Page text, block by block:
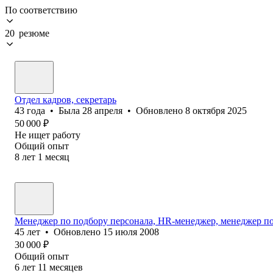
По соответствию
20 резюме
Отдел кадров, секретарь
43 года • Была 28 апреля • Обновлено 8 октября 2025
50 000 ₽
Не ищет работу
Общий опыт
8 лет 1 месяц
Менеджер по подбору персонала, HR-менеджер, менеджер
45 лет • Обновлено 15 июля 2008
30 000 ₽
Общий опыт
6 лет 11 месяцев